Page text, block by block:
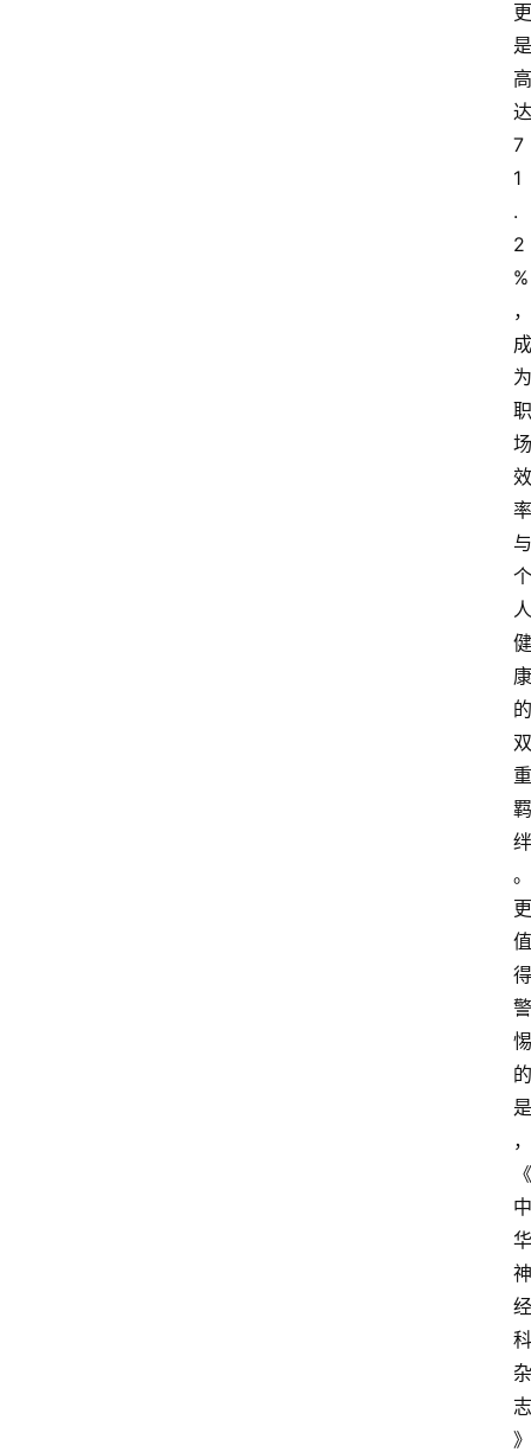
更
是
高
达
7
1
.
2
%
，
成
为
职
场
效
率
与
个
人
健
康
的
双
重
羁
绊
。
更
值
得
警
惕
的
是
，
《
中
华
神
经
科
杂
志
》